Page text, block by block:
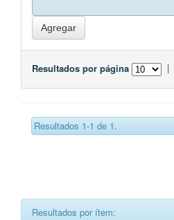
Resultados por página |
Resultados 1-1 de 1.
Resultados por ítem: